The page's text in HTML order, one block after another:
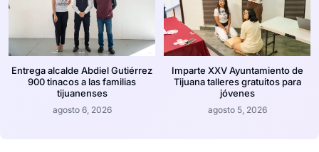
Entrega alcalde Abdiel Gutiérrez
900 tinacos a las familias
tijuanenses
agosto 6, 2026
Imparte XXV Ayuntamiento de
Tijuana talleres gratuitos para
jóvenes
agosto 5, 2026